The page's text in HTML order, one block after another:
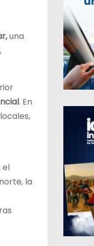
una
. En
el
la